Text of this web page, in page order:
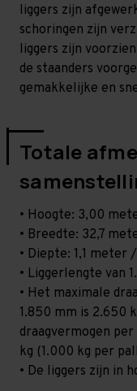
liggers zijn
schoringen zijn
liggers zijn
de staanders
gemakkelijke en
Totale
• Hoogte: 3,00
• Breedte: 32,7
• Diepte: 1,1 meter
• Liggerlengte van
• Het maximale
1.850 mm is 2.650
draagvermogen
kg (1.000 kg per
• De liggers zijn in